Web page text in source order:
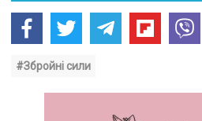
#Збройні сили